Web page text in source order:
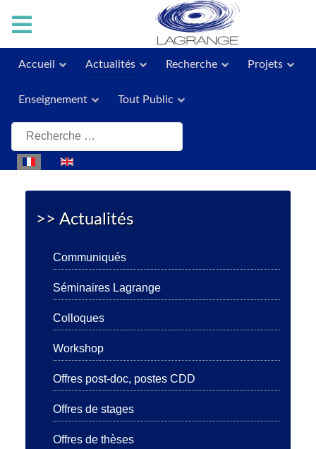
Accueil Actualités Recherche Projets
Enseignement Tout Public
Rechercher
Sélectionnez votre langue
>> Actualités
Communiqués
Séminaires Lagrange
Colloques
Workshop
Offres post-doc, postes CDD
Offres de stages
Offres de thèses